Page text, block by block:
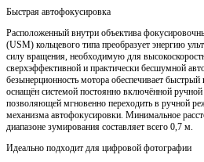
Быстрая автофокусировка
Расположенный внутри объектива
(USM) кольцевого типа преобразует энергию
силу вращения, необходимую для
сверхэффективной и практически бесшумной
безынерционность мотора обеспечивает
оснащён системой постоянно включённой
позволяющей мгновенно переходить в ручной
механизма автофокусировки. Минимальное
диапазоне зумирования составляет всего 0,7 м.
Идеально подходит для цифровой фотографии